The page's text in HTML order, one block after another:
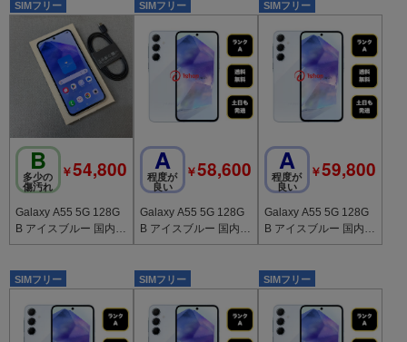
SIMフリー
B
多少の
傷汚れ
￥54,800
Galaxy A55 5G 128G
B アイスブルー 国内版
SIMフリー 送料無料
SIMフリー
A
程度が
良い
￥58,600
Galaxy A55 5G 128G
B アイスブルー 国内版
SIMフリー 送料無料
SIMフリー
A
程度が
良い
￥59,800
Galaxy A55 5G 128G
B アイスブルー 国内版
SIMフリー 送料無料
SIMフリー SIMフリー SIMフリー